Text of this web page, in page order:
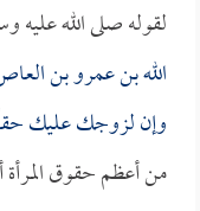
لقوله صلى الله
الله بن عمرو بن
وإن لزوجك عليك
من أعظم حقوق المرأة